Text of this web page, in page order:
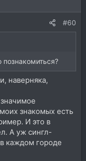
#60
наверняка,
знакомых есть
И это в
А уж сингл-
каждом городе